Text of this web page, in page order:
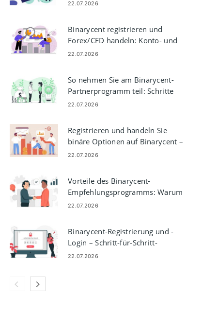
22.07.2026
Binarycent registrieren und
Forex/CFD handeln: Konto- und
Handelsschritte
22.07.2026
So nehmen Sie am Binarycent-
Partnerprogramm teil: Schritte
und Anforderungen
22.07.2026
Registrieren und handeln Sie
binäre Optionen auf Binarycent – ​​
Konto- und Handelsschritte
22.07.2026
Vorteile des Binarycent-
Empfehlungsprogramms: Warum
Händler sich für Binarycent
22.07.2026
Binarycent-Registrierung und -
Login – Schritt-für-Schritt-
Anleitung zum Kontozugriff
22.07.2026